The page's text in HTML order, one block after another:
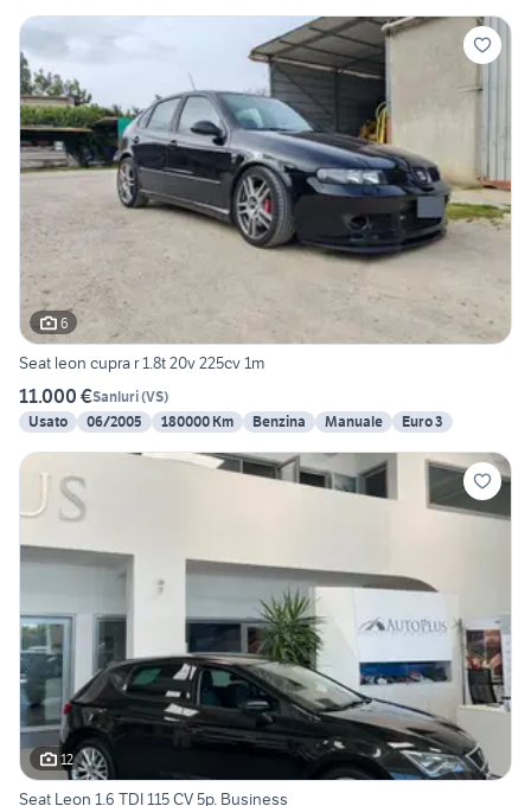
6
Seat leon cupra r 1.8t 20v 225cv 1m
11.000 €Sanluri(VS)
Usato
06/2005 180000 Km Benzina Manuale Euro 3
12
Seat Leon 1.6 TDI 115 CV 5p. Business